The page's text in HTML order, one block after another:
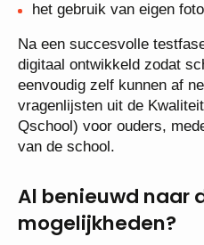
het gebruik van eigen
Na een succesvolle
digitaal ontwikkeld zodat
eenvoudig zelf kunnen af
vragenlijsten uit de
Qschool) voor ouders,
van de school.
Al benieuwd naar
mogelijkheden?